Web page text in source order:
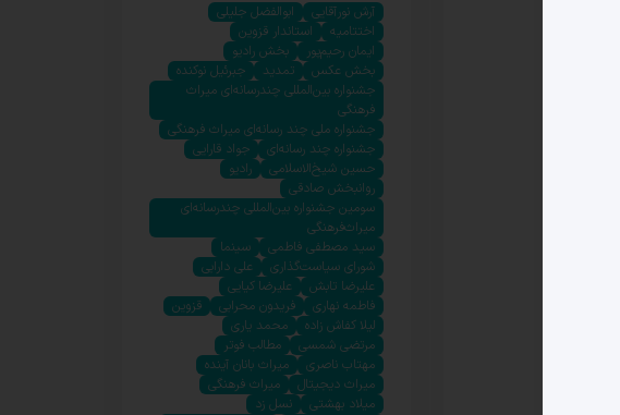
آرش نورآقایی
ابوالفضل جلیلی
اختتامیه
استاندار قزوین
ایمان رحیم‌پور
بخش رادیو
بخش عکس
تمدید
جبرئیل نوکنده
جشنواره بین‌المللی چندرسانه‌ای میراث
فرهنگی
جشنواره ملی چند رسانه‌ای میراث فرهنگی
جشنواره چند رسانه‌ای
جواد قارایی
حسین شیخ‌الاسلامی
رادیو
روانبخش صادقی
سومین جشنواره بین‌المللی چندرسانه‌ای
میراث‌فرهنگی
سید مصطفی فاطمی
سینما
شورای سیاست‌گذاری
علی دارابی
علیرضا تابش
علیرضا کیایی
فاطمه نهاری
فریدون محرابی
قزوین
لیلا کفاش زاده
محمد یاری
مرتضی شمسی
مطالب فوتر
مهتاب ناصری
میراث بانان آینده
میراث دیجیتال
میراث فرهنگی
میلاد بهشتی
نسل زد